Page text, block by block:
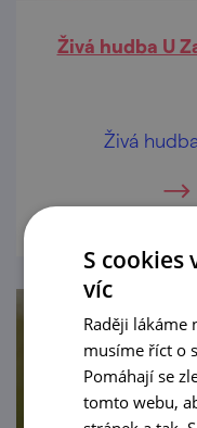
Živá hudba U
Živá
S cookies
víc
Raději lákáme
musíme říct o
Pomáhají se
tomto webu,